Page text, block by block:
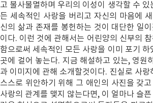
고 불사불멸하며 우리의 이성이 생각할 수
든 세속적인 사랑을 버리고 자신의 마음에
신의 삶과 존재를 봉헌하는 것이 대단한 일
이다. 이런 것에 관해서는 어린양의 신부의
함으로써 세속적인 모든 사랑을 이미 포기
곳에 걸어 놓는다. 지금 해설하고 있는, 영원
과 이미지에 관해 소개할것이다. 진실로 사
스스로 위안하기 위해 그 애인의 사진을 갖
사랑의 관계를 맺지 않는다면, 이 얼마나 슬